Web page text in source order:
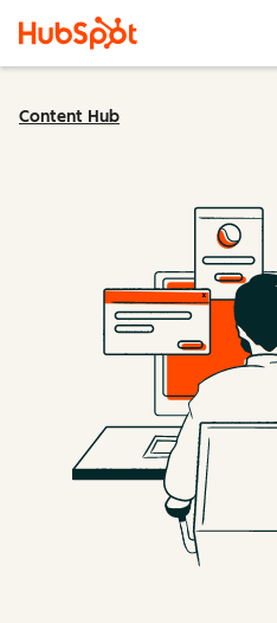
Content Hub